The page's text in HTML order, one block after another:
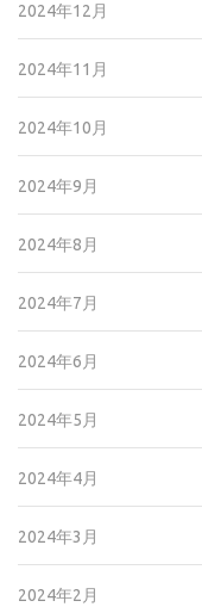
2024年12月
2024年11月
2024年10月
2024年9月
2024年8月
2024年7月
2024年6月
2024年5月
2024年4月
2024年3月
2024年2月